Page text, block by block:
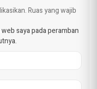
Ruas yang wajib
saya pada peramban